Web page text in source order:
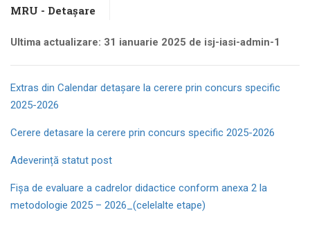
MRU - Detașare
Ultima actualizare: 31 ianuarie 2025 de isj-iasi-admin-1
Extras din Calendar detașare la cerere prin concurs specific
2025-2026
Cerere detasare la cerere prin concurs specific 2025-2026
Adeverință statut post
Fişa de evaluare a cadrelor didactice conform anexa 2 la
metodologie 2025 – 2026_(celelalte etape)